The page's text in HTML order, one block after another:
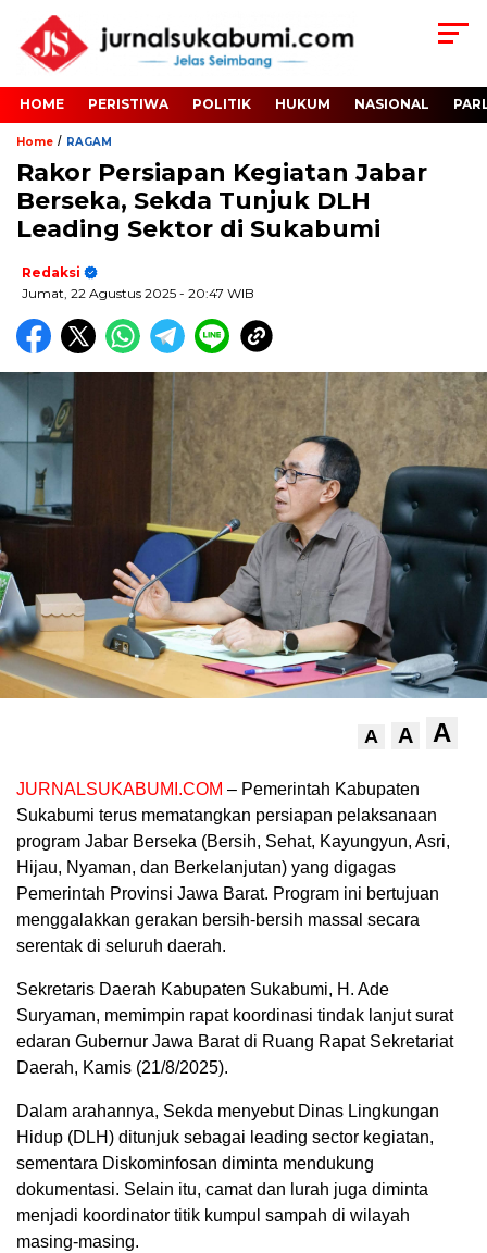
HOME PERISTIWA POLITIK HUKUM NASIONAL
Home / RAGAM
Rakor Persiapan Kegiatan Jabar
Berseka, Sekda Tunjuk DLH
Leading Sektor di Sukabumi
Redaksi
Jumat, 22 Agustus 2025 - 20:47 WIB
A A A
JURNALSUKABUMI.COM – Pemerintah Kabupaten
Sukabumi terus mematangkan persiapan pelaksanaan
program Jabar Berseka (Bersih, Sehat, Kayungyun, Asri,
Hijau, Nyaman, dan Berkelanjutan) yang digagas
Pemerintah Provinsi Jawa Barat. Program ini bertujuan
menggalakkan gerakan bersih-bersih massal secara
serentak di seluruh daerah.
Sekretaris Daerah Kabupaten Sukabumi, H. Ade
Suryaman, memimpin rapat koordinasi tindak lanjut surat
edaran Gubernur Jawa Barat di Ruang Rapat Sekretariat
Daerah, Kamis (21/8/2025).
Dalam arahannya, Sekda menyebut Dinas Lingkungan
Hidup (DLH) ditunjuk sebagai leading sector kegiatan,
sementara Diskominfosan diminta mendukung
dokumentasi. Selain itu, camat dan lurah juga diminta
menjadi koordinator titik kumpul sampah di wilayah
masing-masing.